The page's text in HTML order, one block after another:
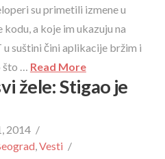
su primetili izmene u
a koje im ukazuju na
suštini čini aplikacije bržim i
što … Read More
žele: Stigao je
2014
,Vesti